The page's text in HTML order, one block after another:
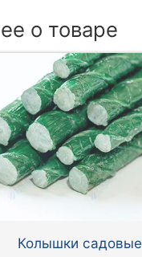
о товаре
Колышки садовые